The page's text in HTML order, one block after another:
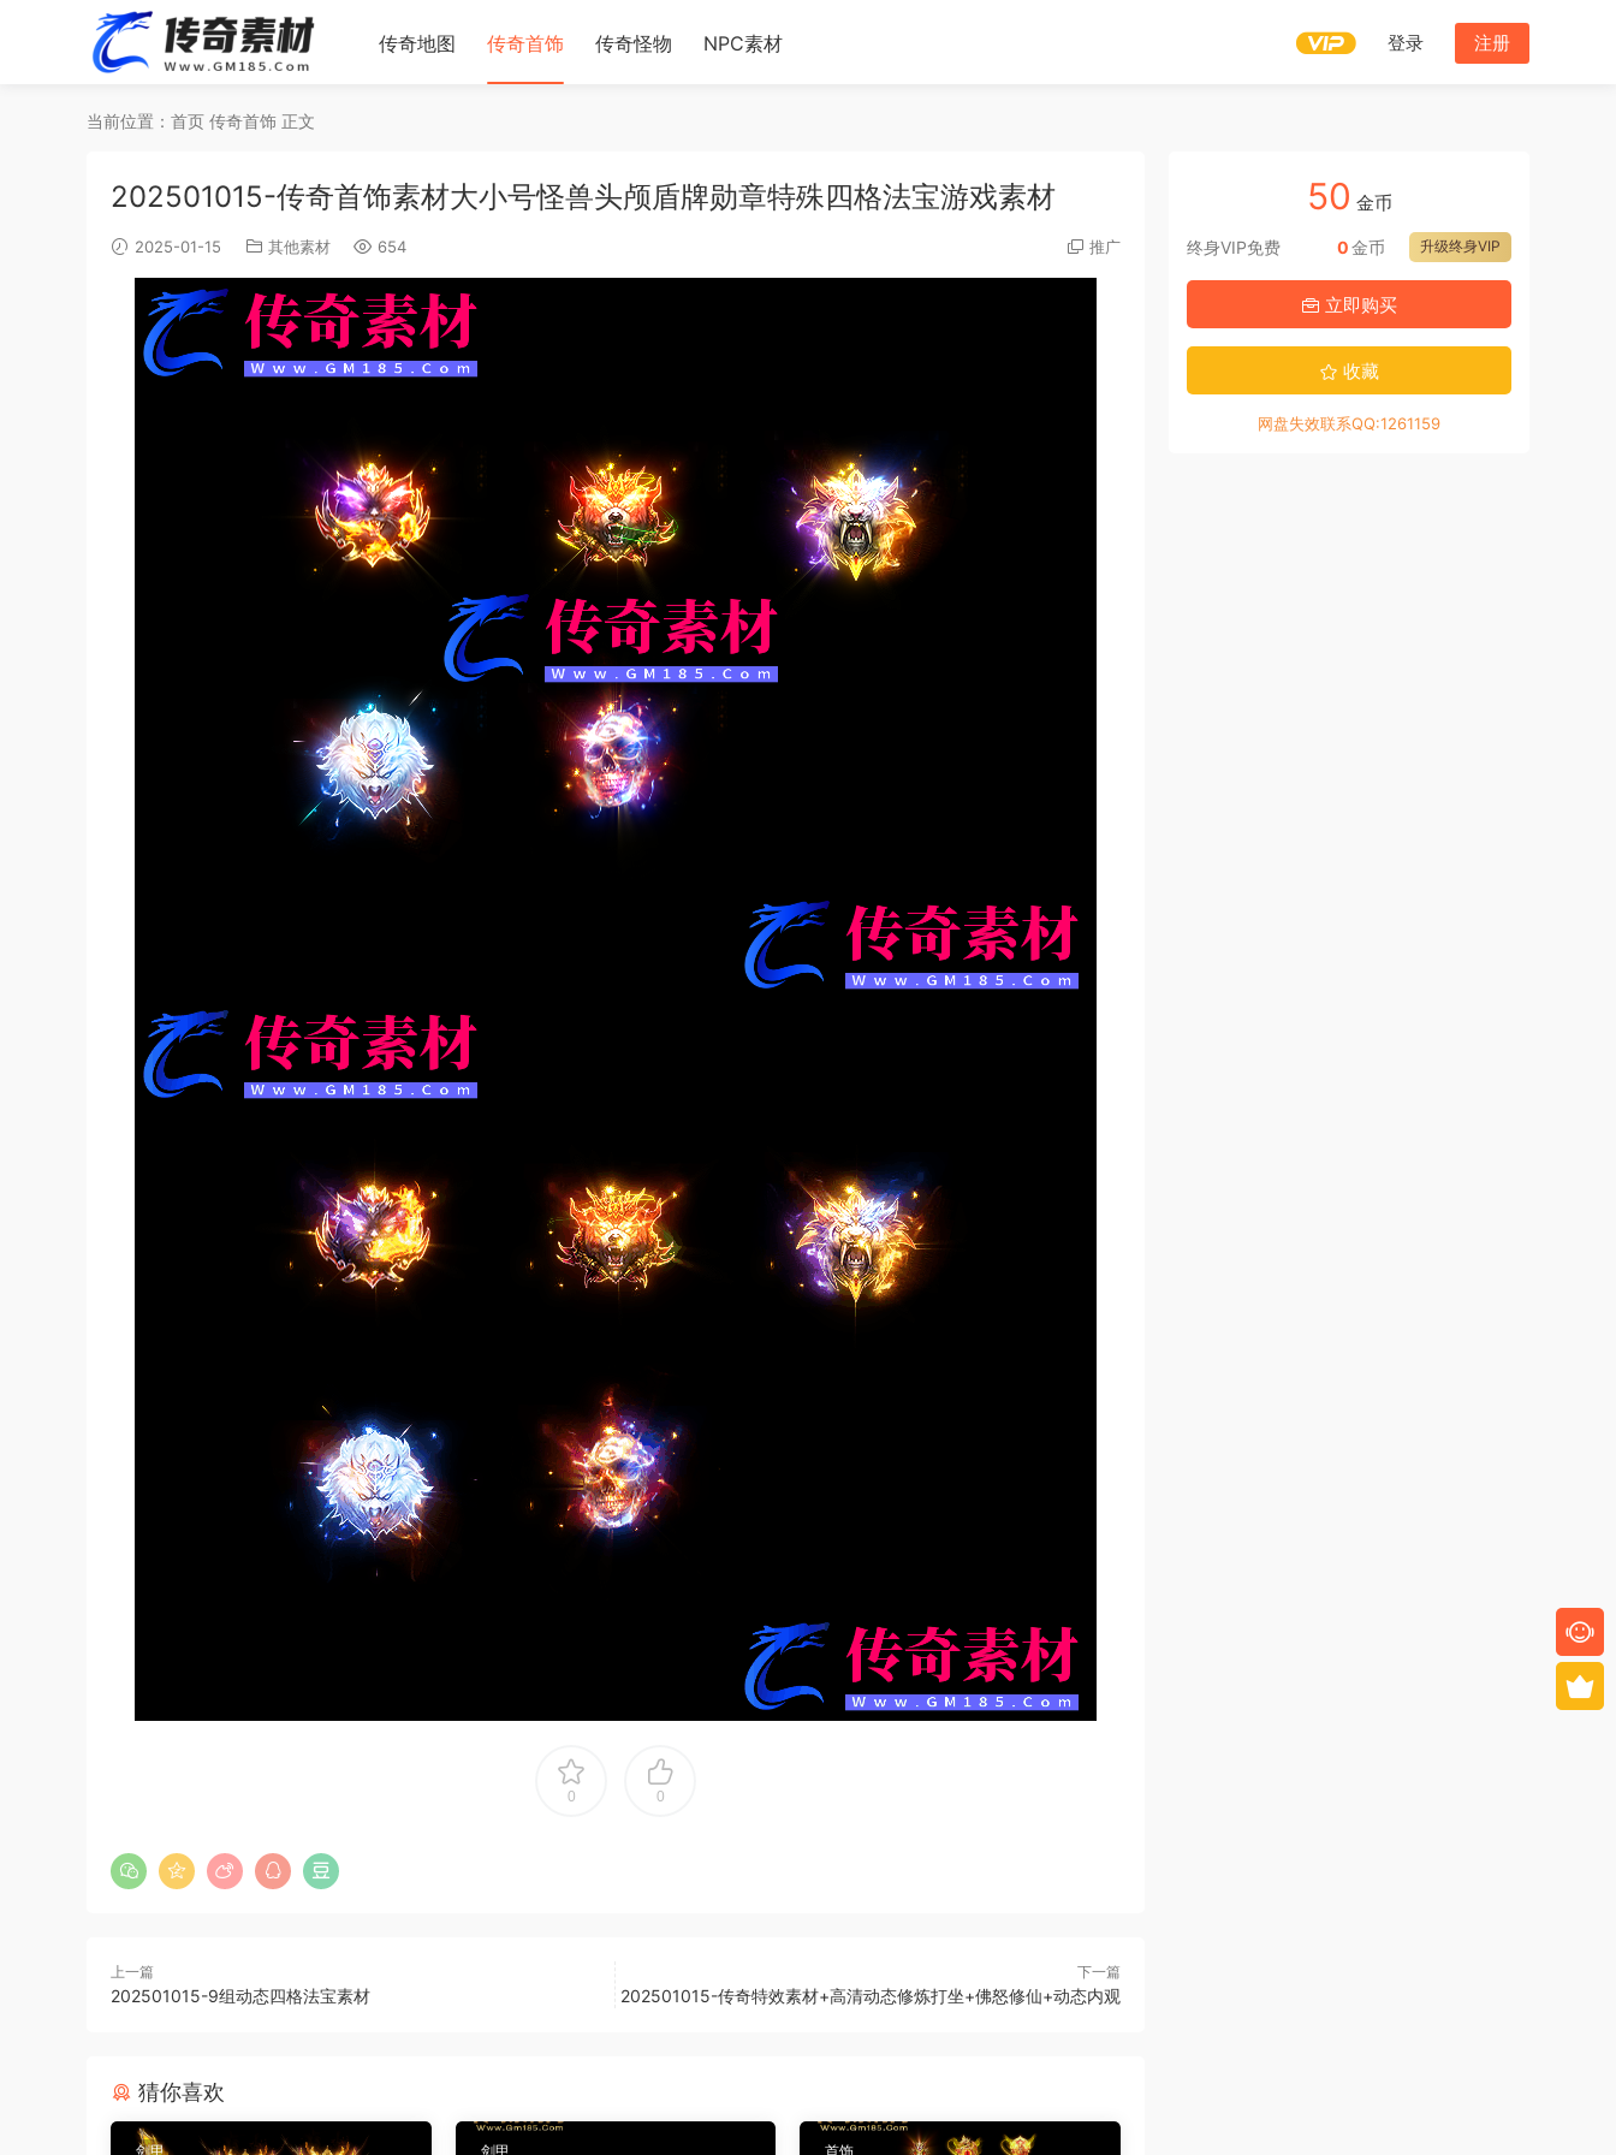
传奇地图 传奇首饰 传奇怪物 NPC素材 登录 注册
当前位置： 首页 传奇首饰 正文
202501015-传奇首饰素材大小号怪兽头颅盾牌勋章特殊四格法宝游戏素材
2025-01-15 其他素材 654 推广
0 0
上一篇
202501015-9组动态四格法宝素材
下一篇
202501015-传奇特效素材+高清动态修炼打坐+佛怒修仙+动态内观
猜你喜欢
剑甲 剑甲 首饰
50 金币
终身VIP免费 升级终身VIP
0金币
立即购买
收藏
网盘失效联系QQ:1261159